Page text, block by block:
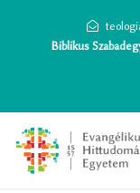
Biblikus